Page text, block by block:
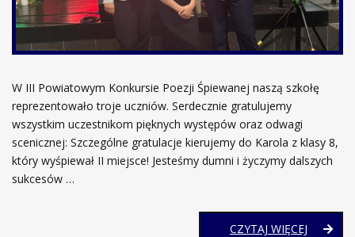
W III Powiatowym Konkursie Poezji Śpiewanej naszą szkołę
reprezentowało troje uczniów. Serdecznie gratulujemy
wszystkim uczestnikom pięknych występów oraz odwagi
scenicznej: Szczególne gratulacje kierujemy do Karola z klasy 8,
który wyśpiewał II miejsce! Jesteśmy dumni i życzymy dalszych
sukcesów …
CZYTAJ WIĘCEJ